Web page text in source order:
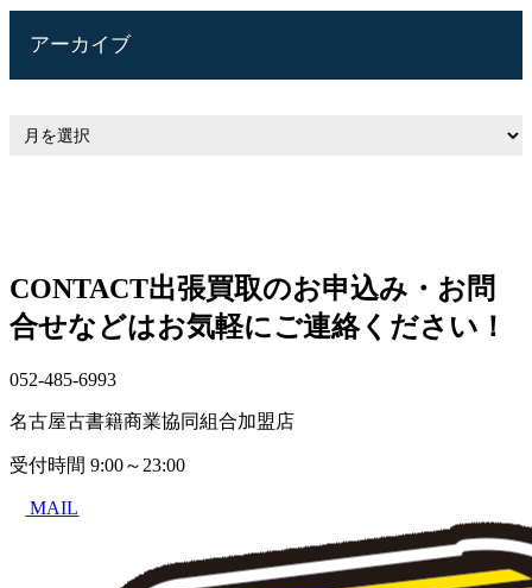
アーカイブ
CONTACT出張買取のお申込み・お問
合せなどはお気軽にご連絡ください！
052-485-6993
名古屋古書籍商業協同組合加盟店
受付時間 9:00～23:00
MAIL